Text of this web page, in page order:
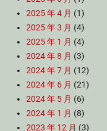
2025 年 4 月 (1)
2025 年 3 月 (4)
2025 年 1 月 (4)
2024 年 8 月 (3)
2024 年 7 月 (12)
2024 年 6 月 (21)
2024 年 5 月 (6)
2024 年 1 月 (8)
2023 年 12 月 (3)